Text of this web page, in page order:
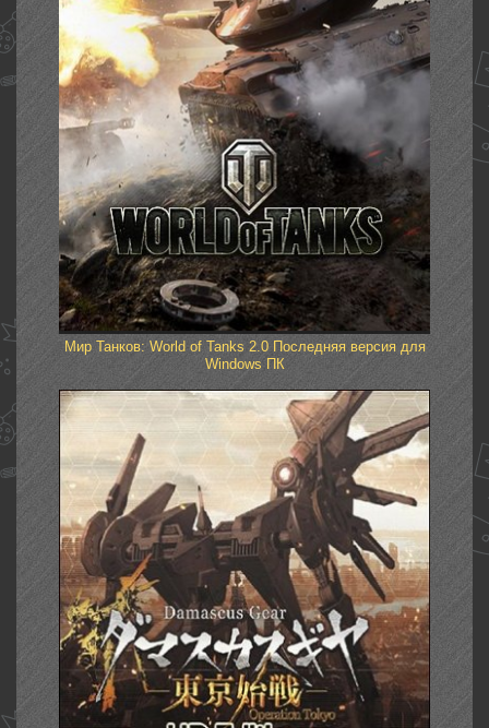
Мир Танков: World of Tanks 2.0 Последняя версия для
Windows ПК